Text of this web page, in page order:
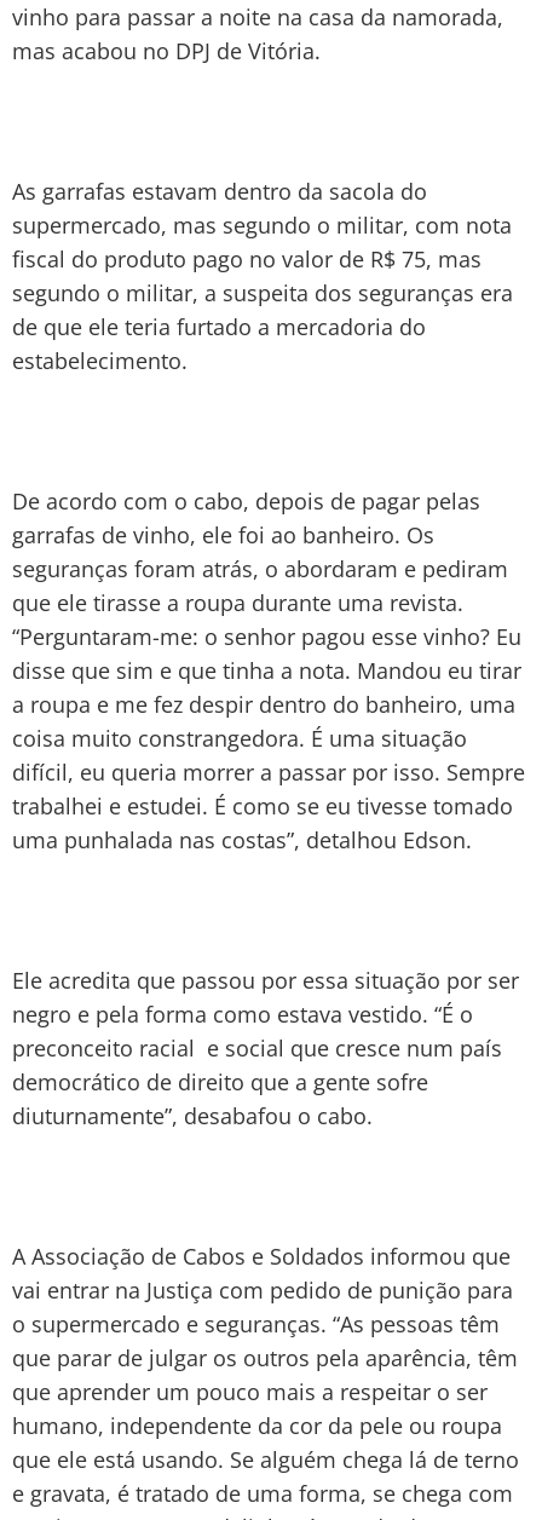
vinho para passar a noite na casa da namorada,
mas acabou no DPJ de Vitória.
As garrafas estavam dentro da sacola do
supermercado, mas segundo o militar, com nota
fiscal do produto pago no valor de R$ 75, mas
segundo o militar, a suspeita dos seguranças era
de que ele teria furtado a mercadoria do
estabelecimento.
De acordo com o cabo, depois de pagar pelas
garrafas de vinho, ele foi ao banheiro. Os
seguranças foram atrás, o abordaram e pediram
que ele tirasse a roupa durante uma revista.
“Perguntaram-me: o senhor pagou esse vinho? Eu
disse que sim e que tinha a nota. Mandou eu tirar
a roupa e me fez despir dentro do banheiro, uma
coisa muito constrangedora. É uma situação
difícil, eu queria morrer a passar por isso. Sempre
trabalhei e estudei. É como se eu tivesse tomado
uma punhalada nas costas”, detalhou Edson.
Ele acredita que passou por essa situação por ser
negro e pela forma como estava vestido. “É o
preconceito racial e social que cresce num país
democrático de direito que a gente sofre
diuturnamente”, desabafou o cabo.
A Associação de Cabos e Soldados informou que
vai entrar na Justiça com pedido de punição para
o supermercado e seguranças. “As pessoas têm
que parar de julgar os outros pela aparência, têm
que aprender um pouco mais a respeitar o ser
humano, independente da cor da pele ou roupa
que ele está usando. Se alguém chega lá de terno
e gravata, é tratado de uma forma, se chega com